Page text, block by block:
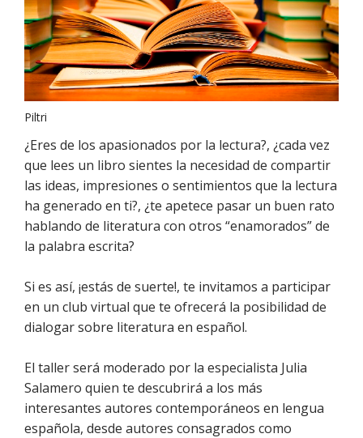
Piltri
¿Eres de los apasionados por la lectura?, ¿cada vez
que lees un libro sientes la necesidad de compartir
las ideas, impresiones o sentimientos que la lectura
ha generado en ti?, ¿te apetece pasar un buen rato
hablando de literatura con otros “enamorados” de
la palabra escrita?
Si es así, ¡estás de suerte!, te invitamos a participar
en un club virtual que te ofrecerá la posibilidad de
dialogar sobre literatura en español.
El taller será moderado por la especialista Julia
Salamero quien te descubrirá a los más
interesantes autores contemporáneos en lengua
española, desde autores consagrados como